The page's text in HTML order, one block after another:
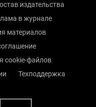
издательства
в журнале
материалов
cookie-файлов
Техподдержка